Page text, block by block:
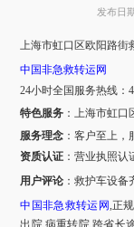
发布日
上海市虹口区欧阳路街
中国非急救转运网
24小时全国服务热线 ：
特色服务 ：上海市虹口
服务理念 ：客户至上，
资质认证 ：营业执照认
用户评论 ：救护车设备
中国非急救转运网,正